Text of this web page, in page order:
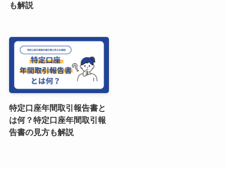
も解説
特定口座年間取引報告書と
は何？特定口座年間取引報
告書の見方も解説